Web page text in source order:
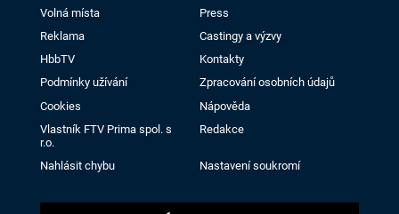
Volná místa
Press
Reklama
Castingy a výzvy
HbbTV
Kontakty
Podmínky užívání
Zpracování osobních údajů
Cookies
Nápověda
Vlastník FTV Prima spol. s
r.o.
Redakce
Nahlásit chybu Nastavení soukromí